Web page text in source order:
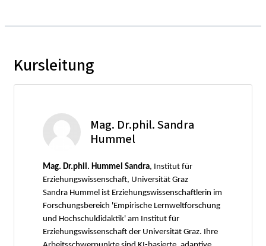
Kursleitung
Mag. Dr.phil. Sandra
Hummel
Mag. Dr.phil. Hummel Sandra, Institut für
Erziehungswissenschaft, Universität Graz
Sandra Hummel ist Erziehungswissenschaftlerin im
Forschungsbereich 'Empirische Lernweltforschung
und Hochschuldidaktik' am Institut für
Erziehungswissenschaft der Universität Graz. Ihre